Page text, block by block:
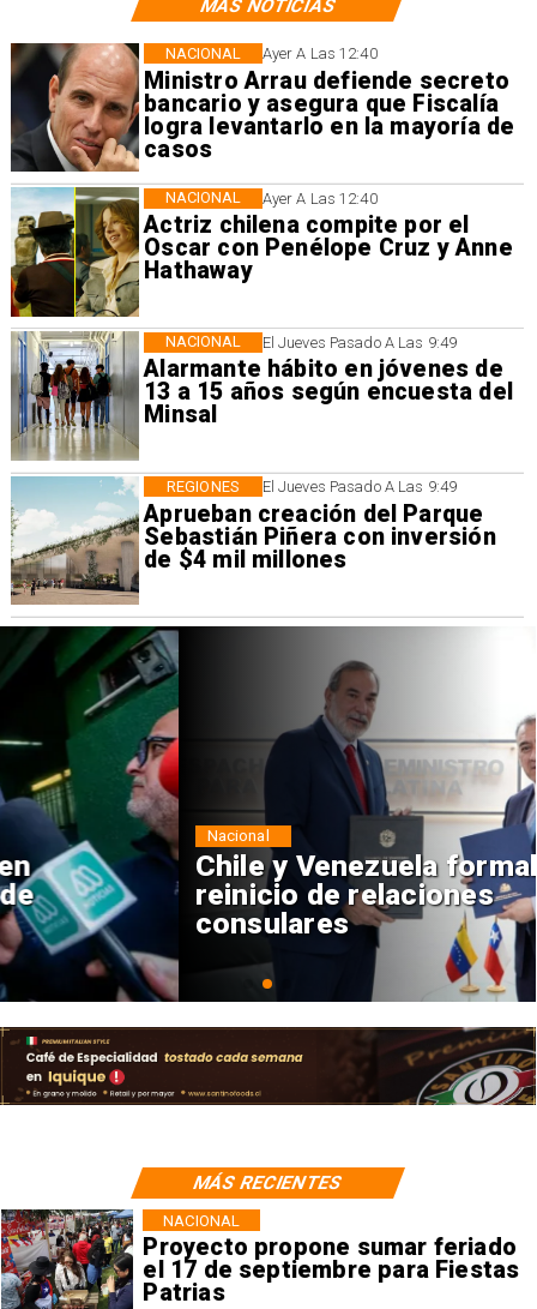
MÁS NOTICIAS
Ayer A Las 12:40
Ministro Arrau defiende secreto
bancario y asegura que Fiscalía
logra levantarlo en la mayoría de
casos
NACIONAL
Ayer A Las 12:40
Actriz chilena compite por el
Oscar con Penélope Cruz y Anne
Hathaway
NACIONAL
El Jueves Pasado A Las 9:49
Alarmante hábito en jóvenes de
13 a 15 años según encuesta del
Minsal
NACIONAL
El Jueves Pasado A Las 9:49
Aprueban creación del Parque
Sebastián Piñera con inversión
de $4 mil millones
REGIONES
Chile y Venezuela formalizan
reinicio de relaciones
consulares
Nacional
Proyecto propone sumar feriado
el 17 de septiembre para Fiestas
Patrias
NACIONAL
MÁS RECIENTES